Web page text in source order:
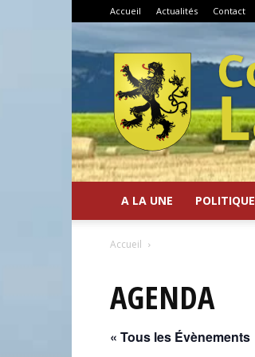
Accueil Actualités Contact
A LA UNE POLITIQUE
Accueil
AGENDA
« Tous les Évènements